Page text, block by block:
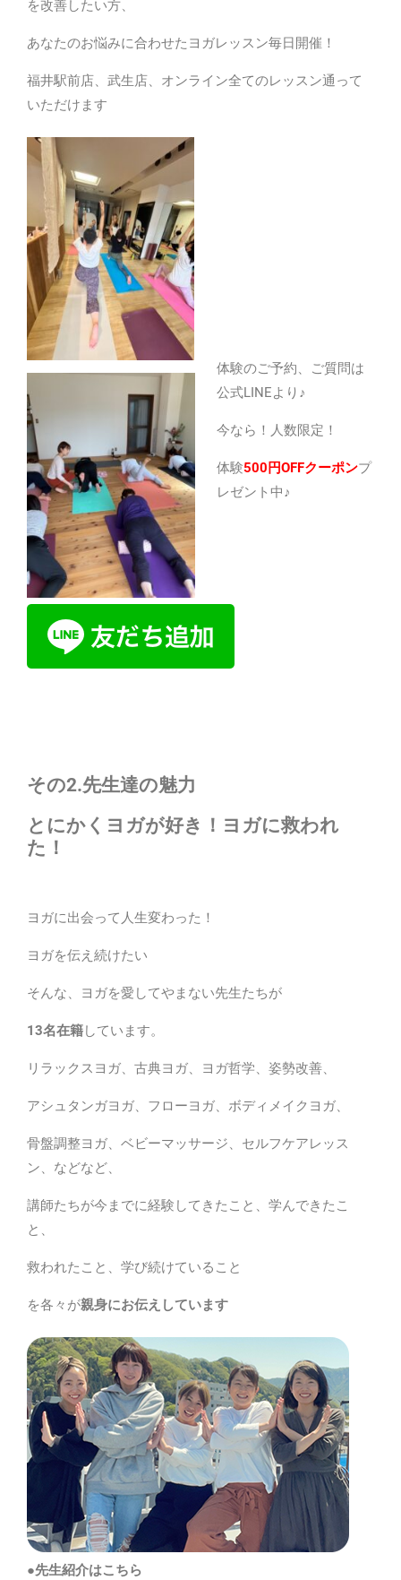
を改善したい方、
あなたのお悩みに合わせたヨガレッスン毎日開催！
福井駅前店、武生店、オンライン全てのレッスン通って
いただけます
体験のご予約、ご質問は
公式LINEより♪
今なら！人数限定！
体験500円OFFクーポンプ
レゼント中♪
その2.先生達の魅力
とにかくヨガが好き！ヨガに救われ
た！
ヨガに出会って人生変わった！
ヨガを伝え続けたい
そんな、ヨガを愛してやまない先生たちが
13名在籍しています。
リラックスヨガ、古典ヨガ、ヨガ哲学、姿勢改善、
アシュタンガヨガ、フローヨガ、ボディメイクヨガ、
骨盤調整ヨガ、ベビーマッサージ、セルフケアレッス
ン、などなど、
講師たちが今までに経験してきたこと、学んできたこ
と、
救われたこと、学び続けていること
を各々が親身にお伝えしています
●先生紹介はこちら